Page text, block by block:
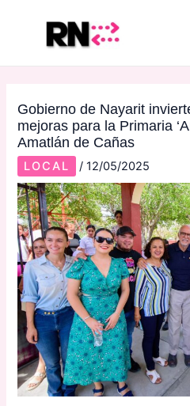
Gobierno de Nayarit
mejoras para la Primaria
Amatlán de Cañas
LOCAL /12/05/2025
navigation